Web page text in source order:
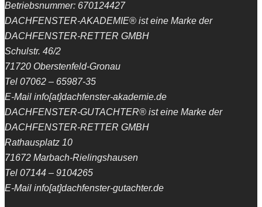
Betriebsnummer: 670124427
DACHFENSTER-AKADEMIE® ist eine Marke der
DACHFENSTER-RETTER GMBH
Schulstr. 46/2
71720 Oberstenfeld-Gronau
Tel 07062 – 65987-35
E-Mail info[at]dachfenster-akademie.de
DACHFENSTER-GUTACHTER® ist eine Marke der
DACHFENSTER-RETTER GMBH
Rathausplatz 10
71672 Marbach-Rielingshausen
Tel 07144 – 9104265
E-Mail info[at]dachfenster-gutachter.de